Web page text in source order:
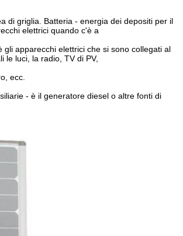
di griglia. Batteria - energia dei depositi per il
elettrici quando c'è a
gli apparecchi elettrici che si sono collegati al
le luci, la radio, TV di PV,
ecc.
- è il generatore diesel o altre fonti di